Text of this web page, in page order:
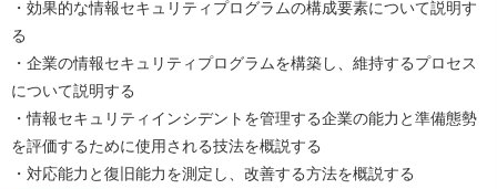
・効果的な情報セキュリティプログラムの構成要素について説明す
る
・企業の情報セキュリティプログラムを構築し、維持するプロセス
について説明する
・情報セキュリティインシデントを管理する企業の能力と準備態勢
を評価するために使用される技法を概説する
・対応能力と復旧能力を測定し、改善する方法を概説する